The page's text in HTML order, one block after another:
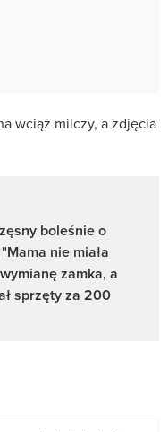
wciąż milczy, a zdjęcia
boleśnie o
nie miała
zamka, a
sprzęty za 200